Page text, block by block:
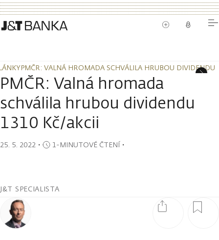
PMČR: VALNÁ HROMADA SCHVÁLILA HRUBOU DIVIDENDU
PMČR: VALNÁ HROMADA SCHVÁLILA HRUBOU DIVIDENDU
PMČR: Valná hromada
schválila hrubou dividendu
1310 Kč/akcii
25. 5. 2022 ・ 1-MINUTOVÉ ČTENÍ・
J&T SPECIALISTA